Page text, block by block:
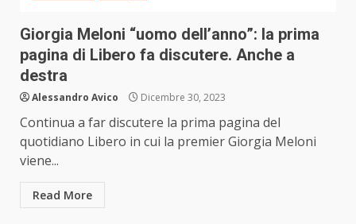
Giorgia Meloni “uomo dell’anno”: la prima
pagina di Libero fa discutere. Anche a
destra
Alessandro Avico Dicembre 30, 2023
Continua a far discutere la prima pagina del
quotidiano Libero in cui la premier Giorgia Meloni
viene...
Read More